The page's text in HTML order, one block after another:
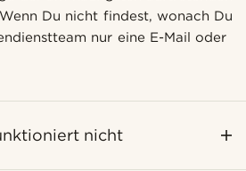
Du nicht findest, wonach Du
nur eine E-Mail oder
nicht